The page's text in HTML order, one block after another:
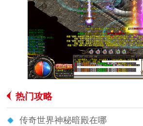
热门攻略
传奇世界神秘暗殿在哪